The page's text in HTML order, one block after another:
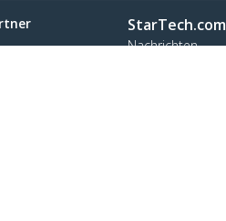
StarTech.com
Nachrichten